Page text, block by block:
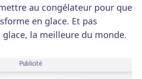
au congélateur pour que
en glace. Et pas
la meilleure du monde.
Publicité